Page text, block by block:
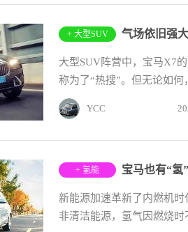
+ 大型SUV 气场依旧强
大型SUV阵营中，宝马X7
称为了“热搜”。但无论如
YCC
+ 氢能 宝马也有“氢
新能源加速革新了内燃机
非清洁能源，氢气因燃烧